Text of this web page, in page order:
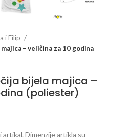
i Filip
– veličina za 10 godina
bijela majica –
(poliester)
Dimenzije artikla su